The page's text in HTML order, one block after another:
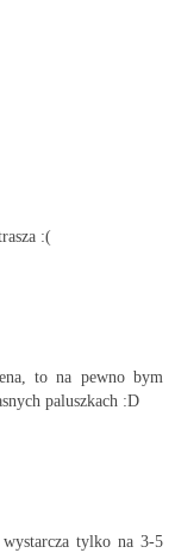
:(
to na pewno bym
paluszkach :D
tylko na 3-5